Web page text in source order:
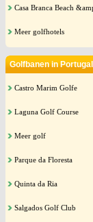
Casa Branca Beach
Meer golfhotels
Golfbanen in Portugal
Castro Marim Golfe
Laguna Golf Course
Meer golf
Parque da Floresta
Quinta da Ria
Salgados Golf Club